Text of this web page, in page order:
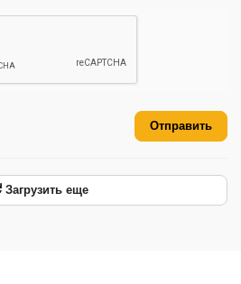
Отправить
Загрузить еще